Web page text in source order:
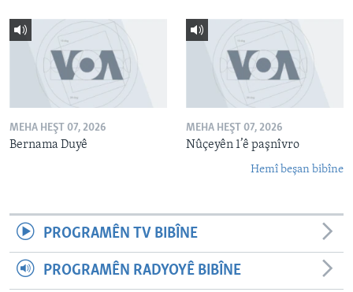
MEHA HEŞT 07, 2026
Bernama Duyê
MEHA HEŞT 07, 2026
Nûçeyên 1’ê paşnîvro
Hemî beşan bibîne
PROGRAMÊN TV BIBÎNE
PROGRAMÊN RADYOYÊ BIBÎNE